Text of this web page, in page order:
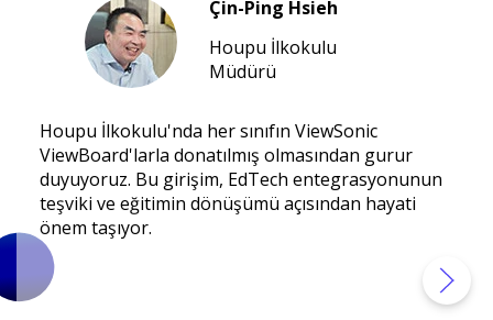
Çin-Ping Hsieh
Houpu İlkokulu
Müdürü
Houpu İlkokulu'nda her sınıfın ViewSonic
ViewBoard'larla donatılmış olmasından gurur
duyuyoruz. Bu girişim, EdTech entegrasyonunun
teşviki ve eğitimin dönüşümü açısından hayati
önem taşıyor.